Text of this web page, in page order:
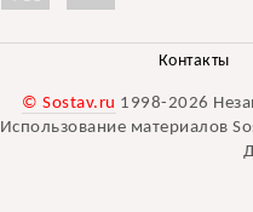
Контакты
© Sostav.ru 1998-2026
Использование материалов